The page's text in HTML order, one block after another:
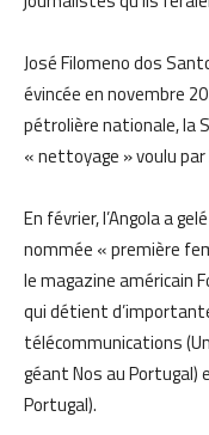
José Filomeno dos
évincée en novembre
pétrolière nationale, la
« nettoyage » voulu
En février, l’Angola a
nommée « première
le magazine américain
qui détient
télécommunications
géant Nos au Portugal)
Portugal).